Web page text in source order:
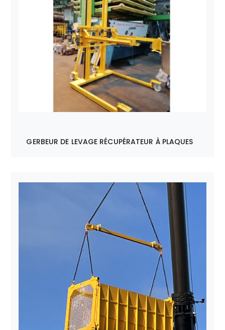
GERBEUR DE LEVAGE RÉCUPÉRATEUR À PLAQUES